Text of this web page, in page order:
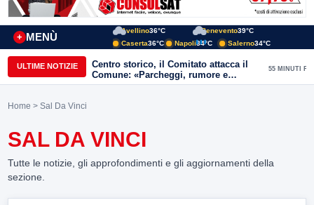
MENÙ
+
Avellino36°C Benevento39°C
Caserta36°C Napoli34°C Salerno34°C
ULTIME NOTIZIE
Centro storico, il Comitato attacca il
Comune: «Parcheggi, rumore e
degrado, servono risposte immediate»
55 MINUTI FA
Home > Sal Da Vinci
SAL DA VINCI
Tutte le notizie, gli approfondimenti e gli aggiornamenti della
sezione.